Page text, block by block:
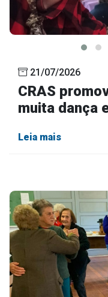
21/07/2026
CRAS
muita dança
Leia mais